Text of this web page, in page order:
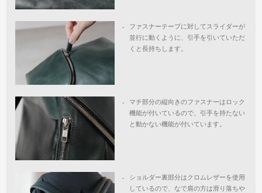
・
ファスナーテープに対してスライダーが
並行に動くように、引手を引いていただ
くと長持ちします。
・
マチ部分の縦向きのファスナーはロック
機能が付いているので、引手を持たない
と動かない機能が付いています。
・
ショルダー裏部分はクロムレザーを使用
しているので、なで肩の方は滑り落ちや